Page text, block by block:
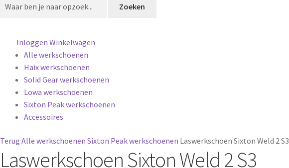
Zoeken
Inloggen Winkelwagen
Alle werkschoenen
Haix werkschoenen
Solid Gear werkschoenen
Lowa werkschoenen
Sixton Peak werkschoenen
Accessoires
Terug Alle werkschoenen Sixton Peak werkschoenen Laswerkschoen Sixton Weld 2 S3
Laswerkschoen Sixton Weld 2 S3